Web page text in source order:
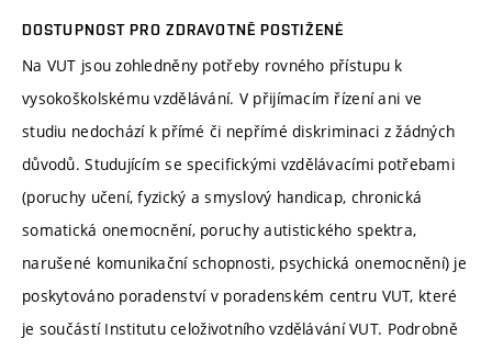
DOSTUPNOST PRO ZDRAVOTNĚ POSTIŽENÉ
Na VUT jsou zohledněny potřeby rovného přístupu k
vysokoškolskému vzdělávání. V přijímacím řízení ani ve
studiu nedochází k přímé či nepřímé diskriminaci z žádných
důvodů. Studujícím se specifickými vzdělávacími potřebami
(poruchy učení, fyzický a smyslový handicap, chronická
somatická onemocnění, poruchy autistického spektra,
narušené komunikační schopnosti, psychická onemocnění) je
poskytováno poradenství v poradenském centru VUT, které
je součástí Institutu celoživotního vzdělávání VUT. Podrobně